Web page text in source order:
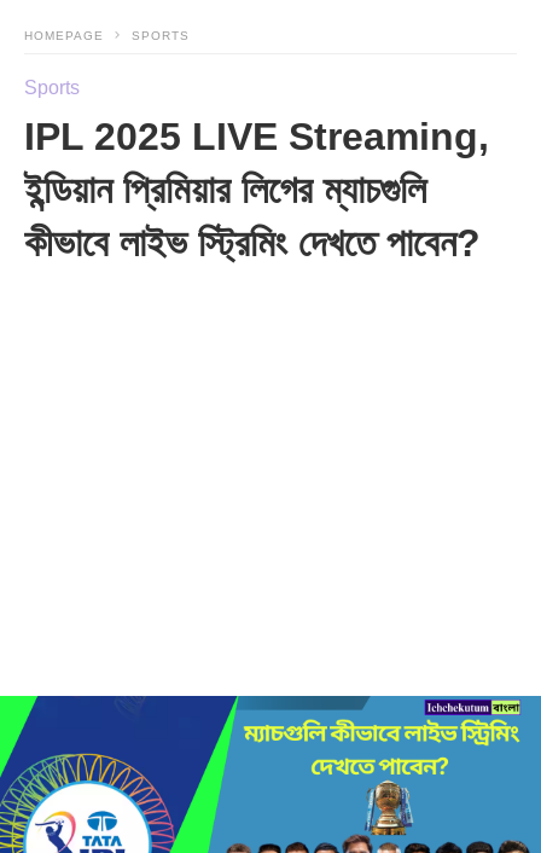
HOMEPAGE SPORTS
Sports
IPL 2025 LIVE Streaming,
ইন্ডিয়ান প্রিমিয়ার লিগের ম্যাচগুলি
কীভাবে লাইভ স্ট্রিমিং দেখতে পাবেন?